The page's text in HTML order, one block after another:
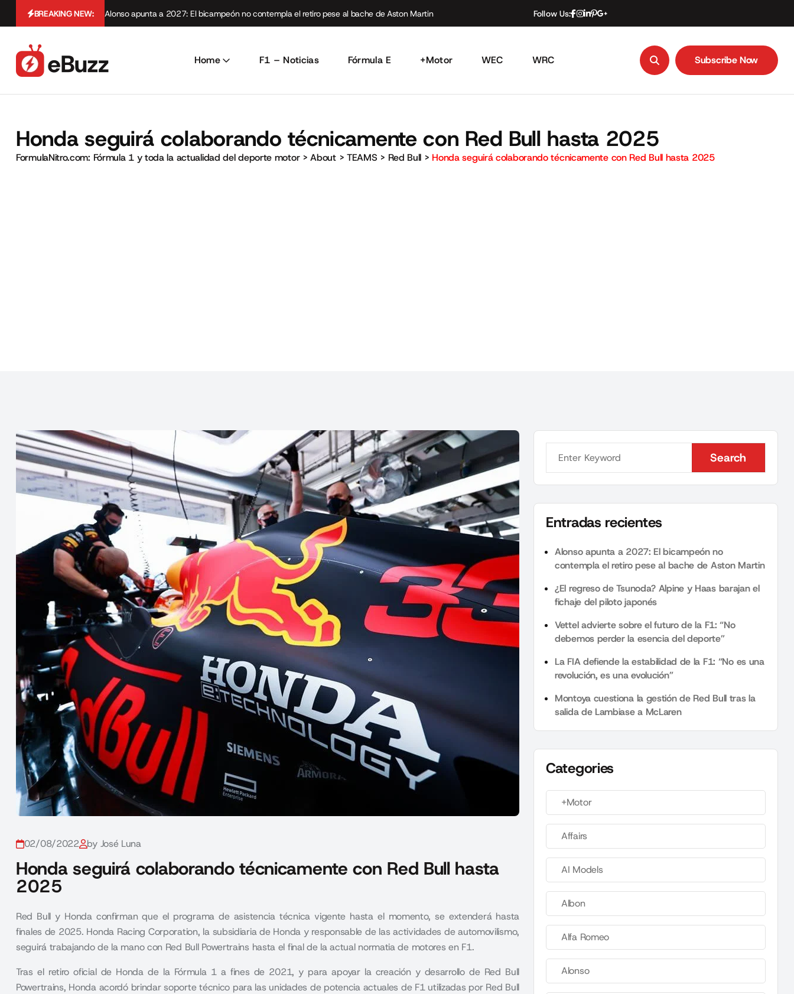
BREAKING NEW: Alonso apunta a 2027: El bicampeón no contempla el retiro pese al bache de Aston Martin Follow Us:
Home F1 – Noticias Fórmula E +Motor WEC WRC Subscribe Now
Honda seguirá colaborando técnicamente con Red Bull hasta 2025
FormulaNitro.com: Fórmula 1 y toda la actualidad del deporte motor>About> TEAMS > Red Bull > Honda seguirá colaborando técnicamente con Red Bull hasta 2025
02/08/2022 by José Luna
Honda seguirá colaborando técnicamente con Red Bull hasta
2025
Red Bull y Honda confirman que el programa de asistencia técnica vigente hasta el momento, se extenderá hasta
finales de 2025. Honda Racing Corporation, la subsidiaria de Honda y responsable de las actividades de automovilismo,
seguirá trabajando de la mano con Red Bull Powertrains hasta el final de la actual normatia de motores en F1.
Tras el retiro oficial de Honda de la Fórmula 1a fines de 2021, y para apoyar la creación y desarrollo de Red Bull
Powertrains, Honda acordó brindar soporte técnico para las unidades de potencia actuales de F1 utilizadas por Red Bull
Search
Search
Entradas recientes
Alonso apunta a 2027: El bicampeón no
contempla el retiro pese al bache de Aston Martin
¿El regreso de Tsunoda? Alpine y Haas barajan el
fichaje del piloto japonés
Vettel advierte sobre el futuro de la F1: “No
debemos perder la esencia del deporte”
La FIA defiende la estabilidad de la F1: “No es una
revolución, es una evolución”
Montoya cuestiona la gestión de Red Bull tras la
salida de Lambiase a McLaren
Categories
+Motor
Affairs
AI Models
Albon
Alfa Romeo
Alonso